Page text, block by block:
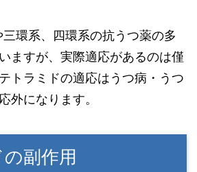
環系、四環系の抗うつ薬の多
ますが、実際適応があるのは僅
トラミドの適応はうつ病・うつ
外になります。
副作用